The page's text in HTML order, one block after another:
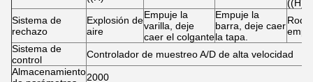
((H)
Sistema de
rechazo
Explosión de
aire
Empuje la
varilla, deje
caer el colgante
Empuje la
barra, deje caer
la tapa.
Sistema de
control
Controlador de muestreo A/D de alta velocidad
Almacenamiento2000